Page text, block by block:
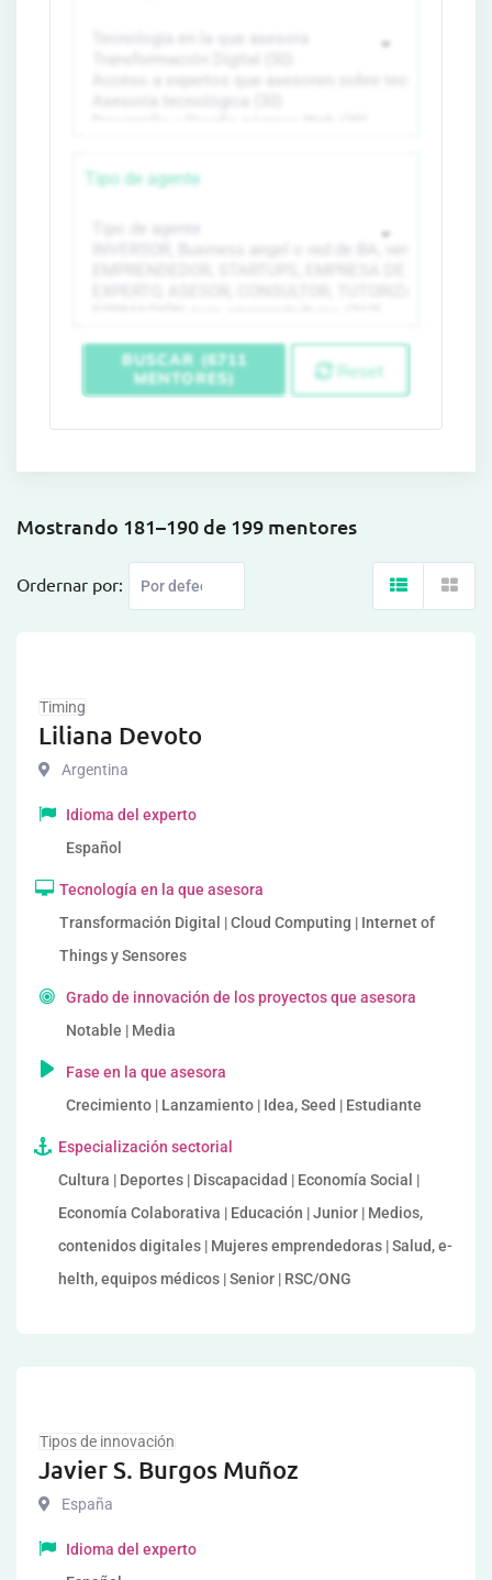
Tipo de agente
BUSCAR (6711
MENTORES)
Reset
Mostrando 181–190 de 199 mentores
Ordernar por:
Timing
Liliana Devoto
Argentina
Idioma del experto
Español
Tecnología en la que asesora
Transformación Digital | Cloud Computing | Internet of
Things y Sensores
Grado de innovación de los proyectos que asesora
Notable | Media
Fase en la que asesora
Crecimiento | Lanzamiento | Idea, Seed | Estudiante
Especialización sectorial
Cultura | Deportes | Discapacidad | Economía Social |
Economía Colaborativa | Educación | Junior | Medios,
contenidos digitales | Mujeres emprendedoras | Salud, e-
helth, equipos médicos | Senior | RSC/ONG
Tipos de innovación
Javier S. Burgos Muñoz
España
Idioma del experto